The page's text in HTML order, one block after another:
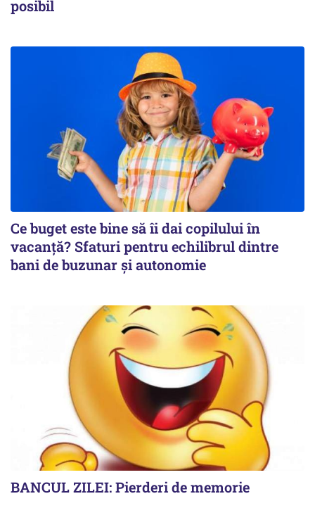
posibil
Ce buget este bine să îi dai copilului în
vacanță? Sfaturi pentru echilibrul dintre
bani de buzunar și autonomie
BANCUL ZILEI: Pierderi de memorie